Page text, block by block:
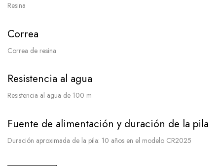
Resina
Correa
Correa de resina
Resistencia al agua
Resistencia al agua de 100 m
Fuente de alimentación y duración de la pila
Duración aproximada de la pila: 10 años en el modelo CR2025